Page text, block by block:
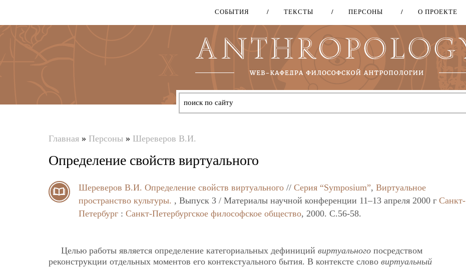
Перейти
основному
содержанию
СОБЫТИЯ ТЕКСТЫ ПЕРСОНЫ О ПРОЕКТЕ
здесь
Главная » Персоны » Шереверов В.И.
Определение свойств виртуального
Шереверов В.И. Определение свойств виртуального // Серия “Symposium”, Виртуальное
пространство культуры. , Выпуск 3 / Материалы научной конференции 11–13 апреля 2000 г Санкт-
Петербург : Санкт-Петербургское философское общество, 2000. C.56-58.
Целью работы является определение категориальных дефиниций виртуального посредством
реконструкции отдельных моментов его контекстуального бытия. В контексте слово виртуальный